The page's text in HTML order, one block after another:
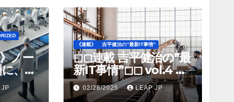
ノー
、北
工場
JP
《連載》 吉平健治の”最新IT事情”
◻︎◻︎連載 吉平健治の”最
新IT事情”◻︎◻︎ vol.4 AI
導入が変革を加速する
米国製造業の最前線
02/28/2025 LEAP JP